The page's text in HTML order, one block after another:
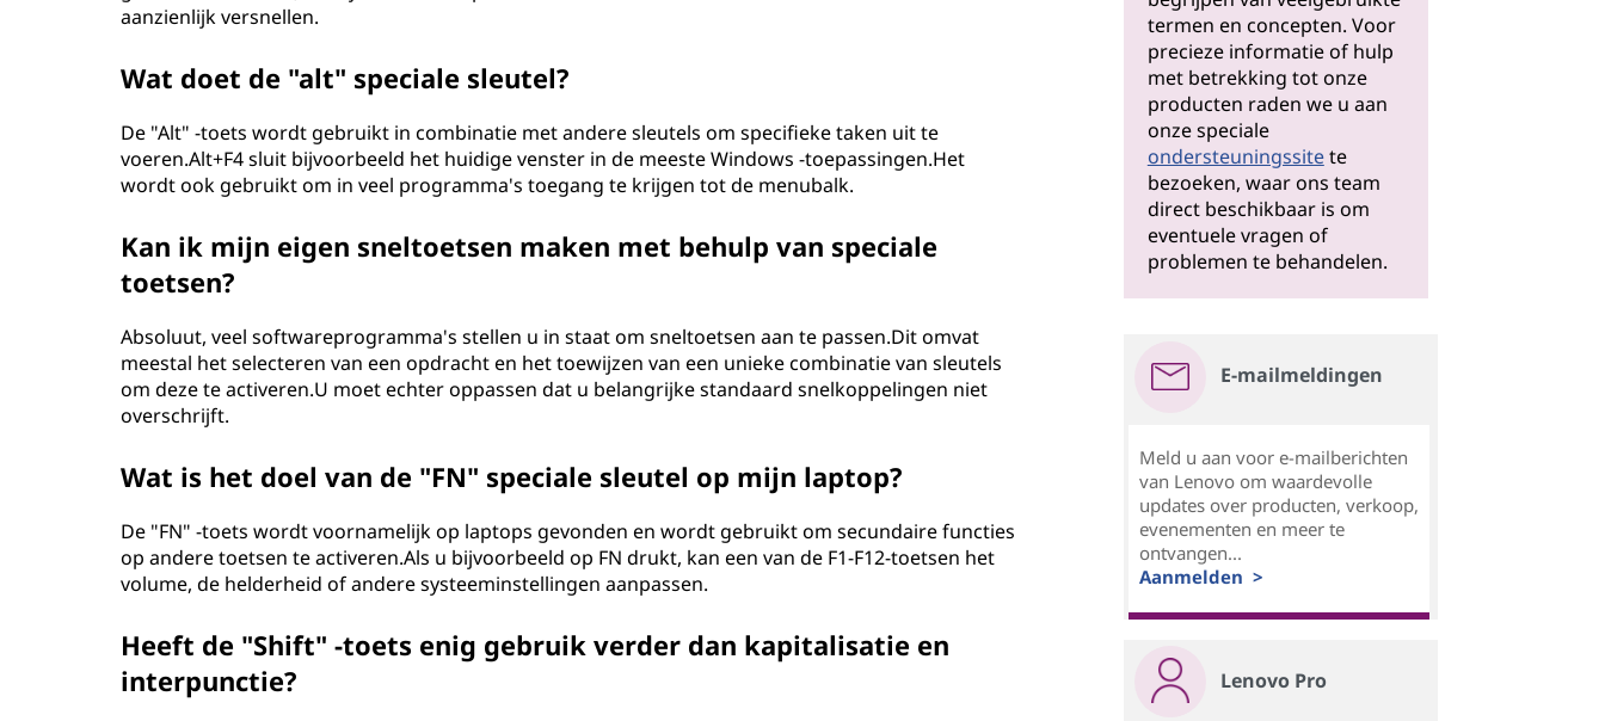
aanzienlijk versnellen.
Wat doet de "alt" speciale sleutel?
De "Alt" -toets wordt gebruikt in combinatie met andere sleutels om specifieke taken uit te
voeren.Alt+F4 sluit bijvoorbeeld het huidige venster in de meeste Windows -toepassingen.Het
wordt ook gebruikt om in veel programma's toegang te krijgen tot de menubalk.
Kan ik mijn eigen sneltoetsen maken met behulp van speciale
toetsen?
Absoluut, veel softwareprogramma's stellen u in staat om sneltoetsen aan te passen.Dit omvat
meestal het selecteren van een opdracht en het toewijzen van een unieke combinatie van sleutels
om deze te activeren.U moet echter oppassen dat u belangrijke standaard snelkoppelingen niet
overschrijft.
Wat is het doel van de "FN" speciale sleutel op mijn laptop?
De "FN" -toets wordt voornamelijk op laptops gevonden en wordt gebruikt om secundaire functies
op andere toetsen te activeren.Als u bijvoorbeeld op FN drukt, kan een van de F1-F12-toetsen het
volume, de helderheid of andere systeeminstellingen aanpassen.
Heeft de "Shift" -toets enig gebruik verder dan kapitalisatie en
interpunctie?
termen en concepten. Voor
precieze informatie of hulp
met betrekking tot onze
producten raden we u aan
onze speciale
ondersteuningssitete
bezoeken, waar ons team
direct beschikbaar is om
eventuele vragen of
problemen te behandelen.
E-mailmeldingen
Meld u aan voor e-mailberichten
van Lenovo om waardevolle
updates over producten, verkoop,
evenementen en meer te
ontvangen...
Aanmelden >
Lenovo Pro